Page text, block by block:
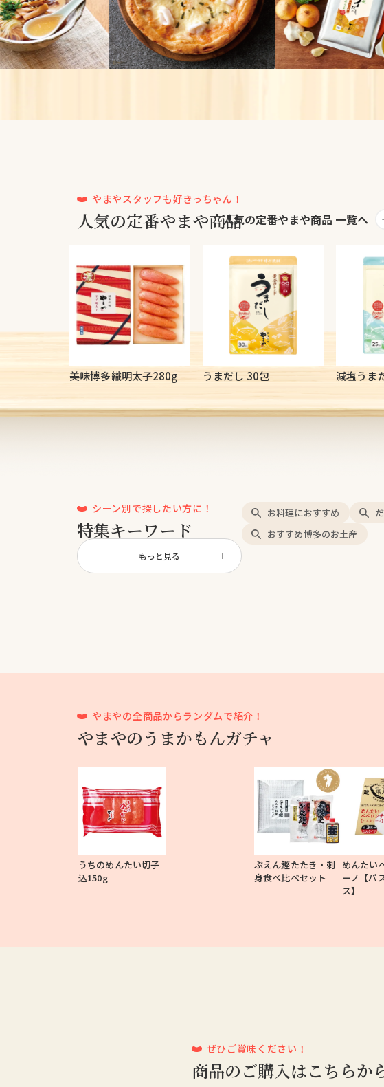
やまやスタッフも好きっちゃん！
人気の定番やまや商品人気の定番やまや商品 一覧へ
美味博多織明太子280g うまだし 30包 減塩うま
シーン別で探したい方に！
特集キーワード
もっと見る
お料理におすすめ
おすすめ博多のお土産
やまやの全商品からランダムで紹介！
やまやのうまかもんガチャ
うちのめんたい切子
込150g
ぶえん鰹たたき・刺
身食べ比べセット
めんたい
ーノ【パ
ス】
ぜひご賞味ください！
商品のご購入はこちらか